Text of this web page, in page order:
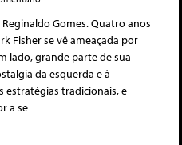
Gomes. Quatro anos
Fisher se vê ameaçada por
lado, grande parte de sua
da esquerda e à
estratégias tradicionais, e
a se